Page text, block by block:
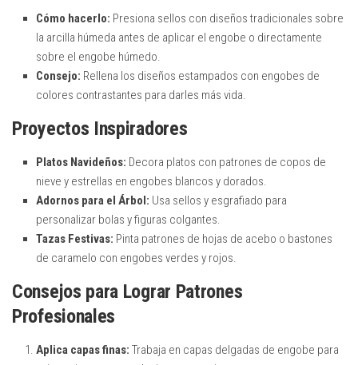
Cómo hacerlo: Presiona sellos con diseños tradicionales sobre
la arcilla húmeda antes de aplicar el engobe o directamente
sobre el engobe húmedo.
Consejo: Rellena los diseños estampados con engobes de
colores contrastantes para darles más vida.
Proyectos Inspiradores
Platos Navideños: Decora platos con patrones de copos de
nieve y estrellas en engobes blancos y dorados.
Adornos para el Árbol: Usa sellos y esgrafiado para
personalizar bolas y figuras colgantes.
Tazas Festivas: Pinta patrones de hojas de acebo o bastones
de caramelo con engobes verdes y rojos.
Consejos para Lograr Patrones
Profesionales
Aplica capas finas: Trabaja en capas delgadas de engobe para